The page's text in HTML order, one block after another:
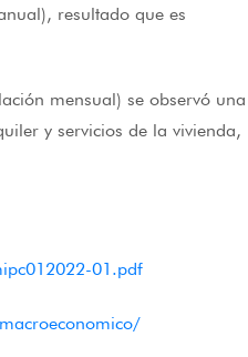
resultado que es
mensual) se observó una
y servicios de la vivienda,
01.pdf